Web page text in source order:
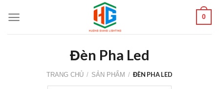
0
Đèn Pha Led
TRANG CHỦ / SẢN PHẨM / ĐÈN PHA LED